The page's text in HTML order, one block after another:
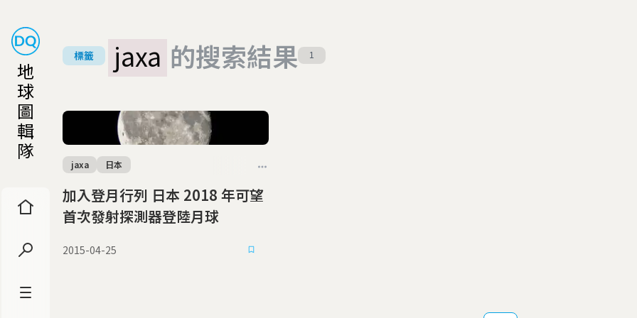
地
球
圖
輯
隊
標籤 jaxa 的搜索結果 1
加入登月行列 日本 2018 年可望
首次發射探測器登陸月球
jaxa 日本
2015-04-25